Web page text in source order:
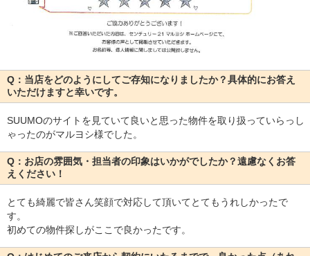
Q：当店をどのようにしてご存知になりましたか？具体的にお答え
いただけますと幸いです。
SUUMOのサイトを見ていて良いと思った物件を取り扱っていらっし
ゃったのがマルヨシ様でした。
Q：お店の雰囲気・担当者の印象はいかがでしたか？遠慮なくお答
えください！
とても綺麗で皆さん笑顔で対応して頂いてとてもうれしかったで
す。
初めての物件探しがここで良かったです。